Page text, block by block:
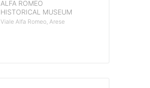
ALFA ROMEO
HISTORICAL MUSEUM
Viale Alfa Romeo, Arese